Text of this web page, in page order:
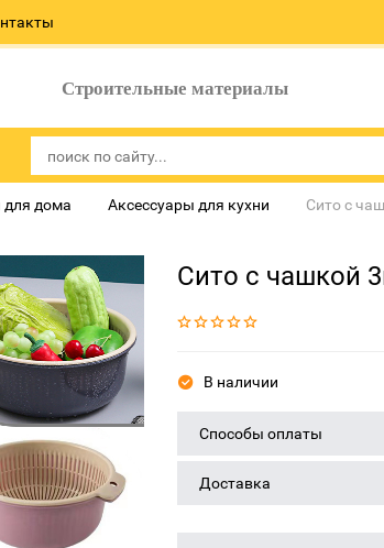
Строительные материалы
дома Аксессуары для кухни Сито с
Сито с чашкой
В наличии
Способы оплаты
Доставка